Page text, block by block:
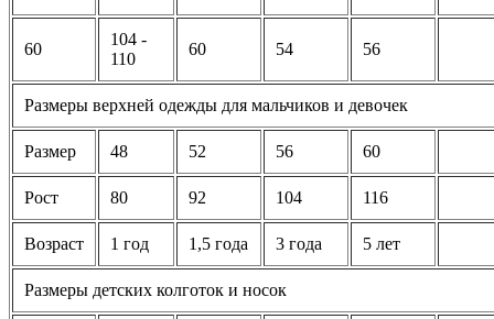
60
104 -
110
60 54 56
Размеры верхней одежды для мальчиков и девочек
Размер 48 52 56 60
Рост 80 92 104 116
Возраст 1 год 1,5 года 3 года 5 лет
Размеры детских колготок и носок